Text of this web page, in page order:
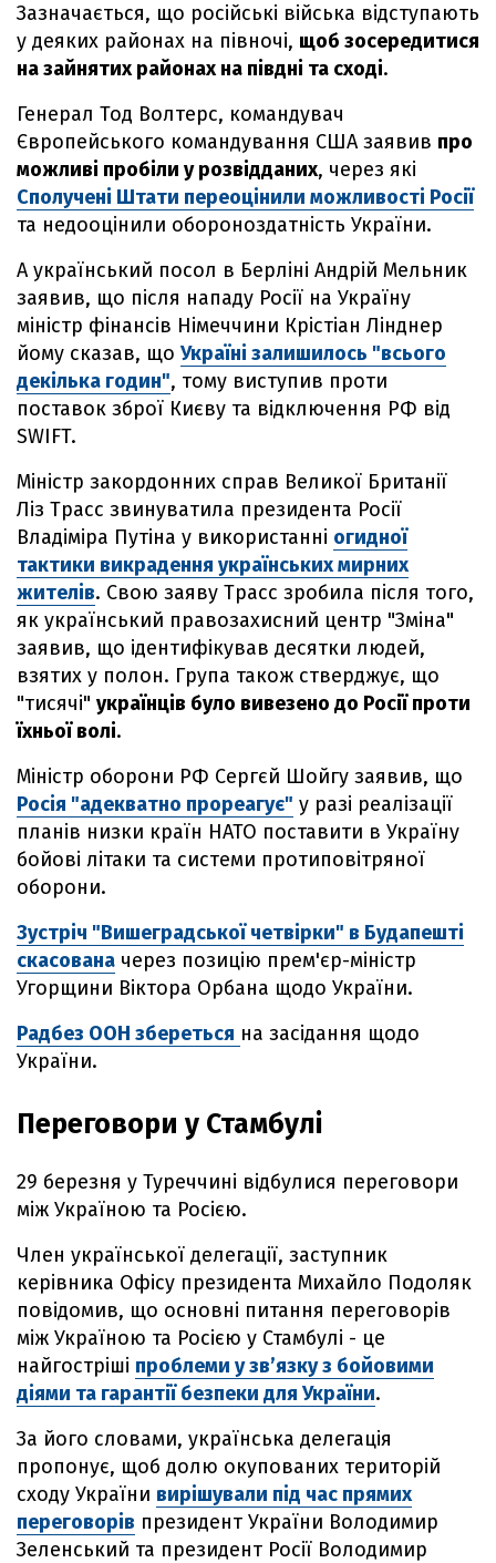
Зазначається, що російські війська відступають
у деяких районах на півночі, щоб зосередитися
на зайнятих районах на півдні та сході.
Генерал Тод Волтерс, командувач
Європейського командування США заявив про
можливі пробіли у розвідданих, через які
Сполучені Штати переоцінили можливості Росії
та недооцінили обороноздатність України.
А український посол в Берліні Андрій Мельник
заявив, що після нападу Росії на Україну
міністр фінансів Німеччини Крістіан Лінднер
йому сказав, що Україні залишилось "всього
декілька годин", тому виступив проти
поставок зброї Києву та відключення РФ від
SWIFT.
Міністр закордонних справ Великої Британії
Ліз Трасс звинуватила президента Росії
Владіміра Путіна у використанні огидної
тактики викрадення українських мирних
жителів. Свою заяву Трасс зробила після того,
як український правозахисний центр "Зміна"
заявив, що ідентифікував десятки людей,
взятих у полон. Група також стверджує, що
"тисячі" українців було вивезено до Росії проти
їхньої волі.
Міністр оборони РФ Сергєй Шойгу заявив, що
Росія "адекватно прореагує" у разі реалізації
планів низки країн НАТО поставити в Україну
бойові літаки та системи протиповітряної
оборони.
Зустріч "Вишеградської четвірки" в Будапешті
скасована через позицію прем'єр-міністр
Угорщини Віктора Орбана щодо України.
Радбез ООН збереться на засідання щодо
України.
Переговори у Стамбулі
29 березня у Туреччині відбулися переговори
між Україною та Росією.
Член української делегації, заступник
керівника Офісу президента Михайло Подоляк
повідомив, що основні питання переговорів
між Україною та Росією у Стамбулі - це
найгостріші проблеми у зв’язку з бойовими
діями та гарантії безпеки для України.
За його словами, українська делегація
пропонує, щоб долю окупованих територій
сходу України вирішували під час прямих
переговорів президент України Володимир
Зеленський та президент Росії Володимир